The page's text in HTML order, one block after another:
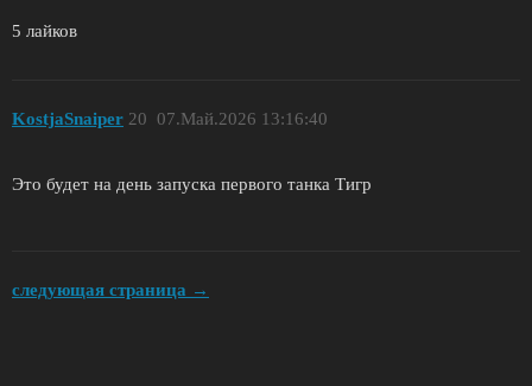
5 лайков
KostjaSnaiper 07.Май.2026 13:16:40
20
Это будет на день запуска первого танка Тигр
следующая страница →